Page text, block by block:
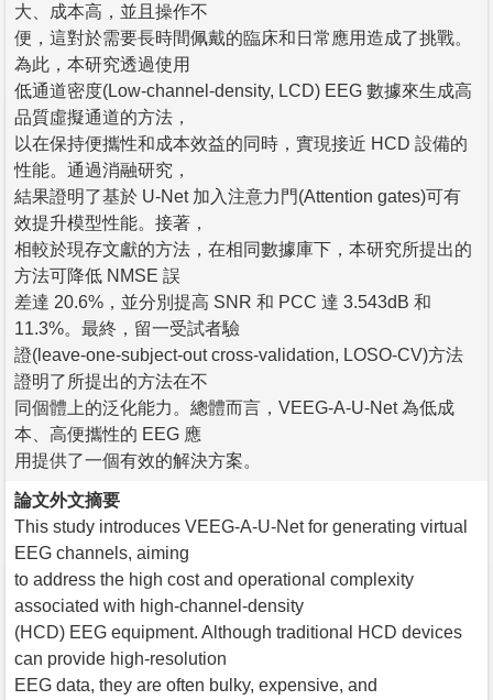
大、成本高，並且操作不
便，這對於需要長時間佩戴的臨床和日常應用造成了挑戰。
為此，本研究透過使用
低通道密度(Low-channel-density, LCD) EEG 數據來生成高
品質虛擬通道的方法，
以在保持便攜性和成本效益的同時，實現接近 HCD 設備的
性能。通過消融研究，
結果證明了基於 U-Net 加入注意力門(Attention gates)可有
效提升模型性能。接著，
相較於現存文獻的方法，在相同數據庫下，本研究所提出的
方法可降低 NMSE 誤
差達 20.6%，並分別提高 SNR 和 PCC 達 3.543dB 和
11.3%。最終，留一受試者驗
證(leave-one-subject-out cross-validation, LOSO-CV)方法
證明了所提出的方法在不
同個體上的泛化能力。總體而言，VEEG-A-U-Net 為低成
本、高便攜性的 EEG 應
用提供了一個有效的解決方案。
論文外文摘要
This study introduces VEEG-A-U-Net for generating virtual
EEG channels, aiming
to address the high cost and operational complexity
associated with high-channel-density
(HCD) EEG equipment. Although traditional HCD devices
can provide high-resolution
EEG data, they are often bulky, expensive, and